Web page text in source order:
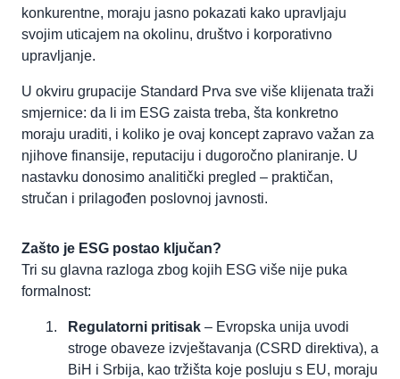
konkurentne, moraju jasno pokazati kako upravljaju
svojim uticajem na okolinu, društvo i korporativno
upravljanje.
U okviru grupacije Standard Prva sve više klijenata traži
smjernice: da li im ESG zaista treba, šta konkretno
moraju uraditi, i koliko je ovaj koncept zapravo važan za
njihove finansije, reputaciju i dugoročno planiranje. U
nastavku donosimo analitički pregled – praktičan,
stručan i prilagođen poslovnoj javnosti.
Zašto je ESG postao ključan?
Tri su glavna razloga zbog kojih ESG više nije puka
formalnost:
Regulatorni pritisak – Evropska unija uvodi
stroge obaveze izvještavanja (CSRD direktiva), a
BiH i Srbija, kao tržišta koje posluju s EU, moraju